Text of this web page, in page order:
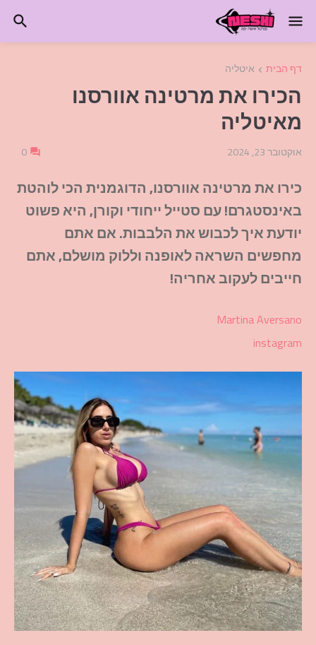
דף הבית איטליה
הכירו את מרטינה אוורסנו
מאיטליה
אוקטובר 23, 2024 0
כירו את מרטינה אוורסנו, הדוגמנית הכי לוהטת
באינסטגרם! עם סטייל ייחודי וקורן, היא פשוט
יודעת איך לכבוש את הלבבות. אם אתם
מחפשים השראה לאופנה וללוק מושלם, אתם
חייבים לעקוב אחריה!
Martina Aversano
instagram